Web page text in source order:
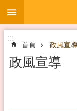
跳到主要內容區塊
:::
首頁 政風宣
政風宣導